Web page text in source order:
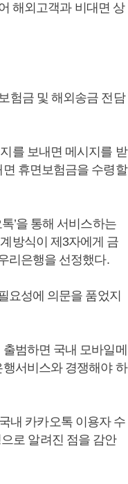
해외고객과 비대면 상
험금 및 해외송금 전담
를 보내면 메시지를 받
휴면보험금을 수령할
’을 통해 서비스하는
방식이 제3자에게 금
리은행을 선정했다.
요성에 의문을 품었지
범하면 국내 모바일메
서비스와 경쟁해야 하
내 카카오톡 이용자 수
로 알려진 점을 감안